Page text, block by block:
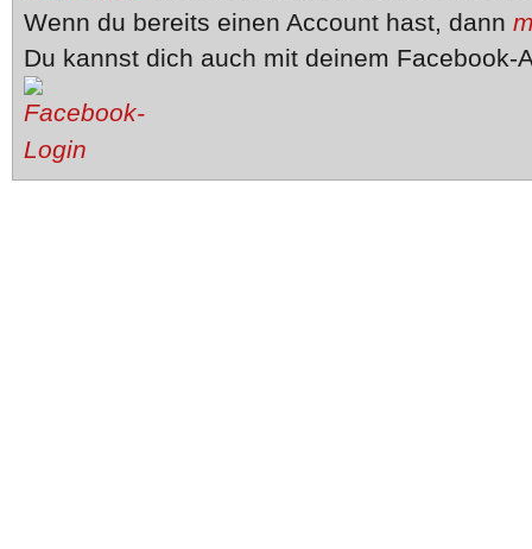
Wenn du bereits einen Account hast, dann
Du kannst dich auch mit deinem Facebook-